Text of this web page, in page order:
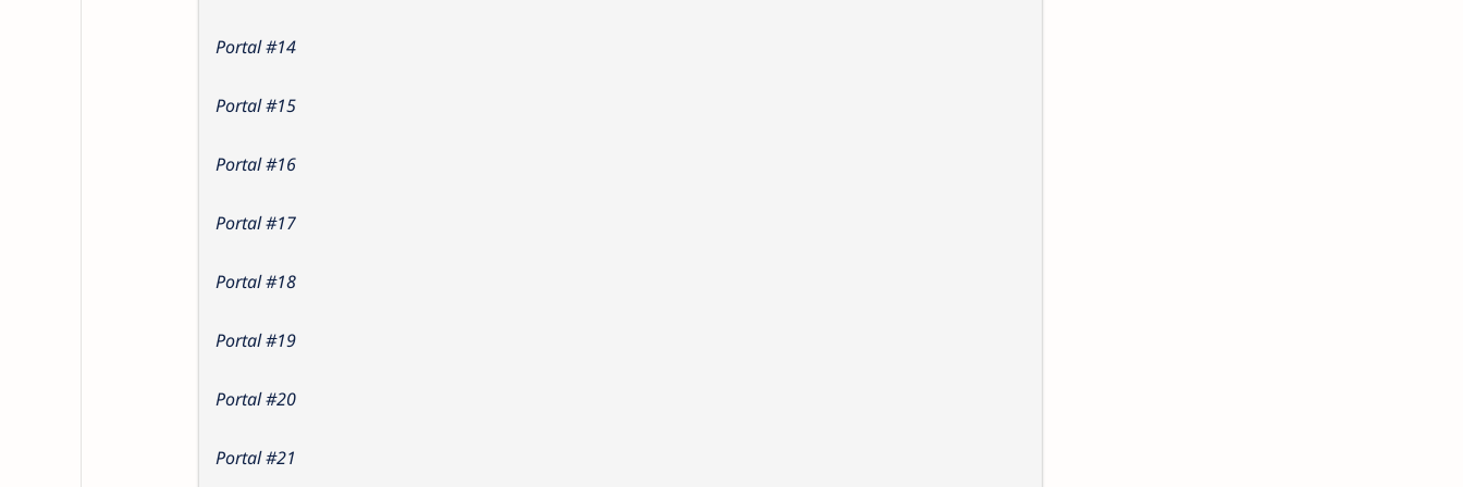
Portal #14
Portal #15
Portal #16
Portal #17
Portal #18
Portal #19
Portal #20
Portal #21